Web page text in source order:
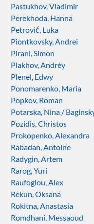
Pastukhov, Vladimir
Perekhoda, Hanna
Petrović, Luka
Piontkovsky, Andrei
Pirani, Simon
Plakhov, Andréy
Plenel, Edwy
Ponomarenko, Maria
Popkov, Roman
Potarska, Nina /
Pozidis, Christos
Prokopenko, Alexandra
Rabadan, Antoine
Radygin, Artem
Rarog, Yuri
Raufoglou, Alex
Rekun, Oksana
Rokitna, Anastasia
Romdhani, Messaoud